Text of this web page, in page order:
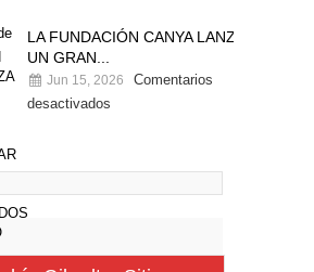
LA FUNDACIÓN CANYA LANZA
UN GRAN...
Jun 15, 2026
Comentarios
desactivados